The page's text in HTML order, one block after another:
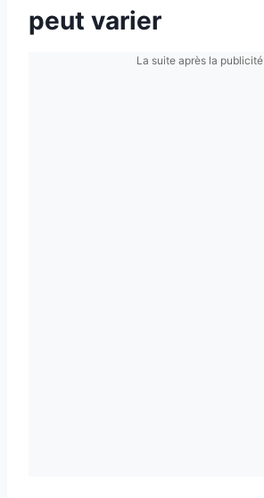
peut varier
La suite après la publicité